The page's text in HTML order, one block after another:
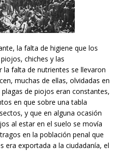
la falta de higiene que los
chiches y las
la falta de nutrientes se llevaron
muchas de ellas, olvidadas en
de piojos eran constantes,
en que sobre una tabla
y que en alguna ocasión
al estar en el suelo se movía
en la población penal que
era exportada a la ciudadanía, el